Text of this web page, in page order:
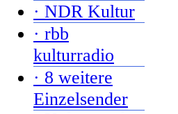
· NDR Kultur
· rbb
kulturradio
· 8 weitere
Einzelsender